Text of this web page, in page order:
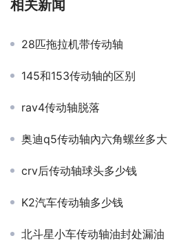
相关新闻
28匹拖拉机带传动轴
145和153传动轴的区别
rav4传动轴脱落
奥迪q5传动轴內六角螺丝多大
crv后传动轴球头多少钱
K2汽车传动轴多少钱
北斗星小车传动轴油封处漏油